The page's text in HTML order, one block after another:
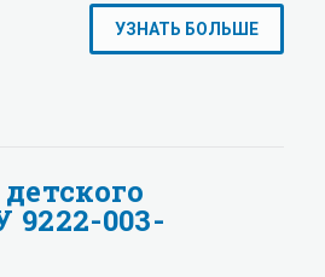
УЗНАТЬ БОЛЬШЕ
9222-003-